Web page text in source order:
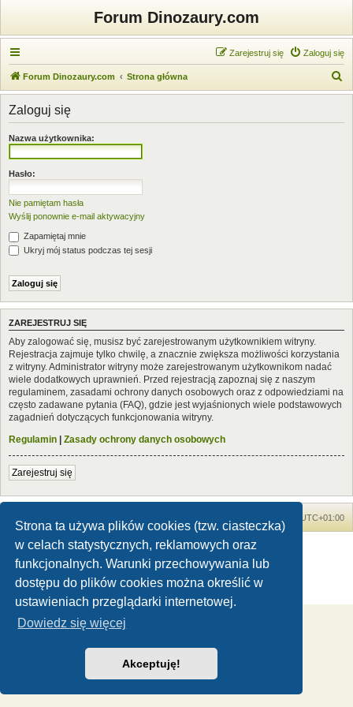
Strona ta używa plików cookies (tzw. ciasteczka)
w celach statystycznych, reklamowych oraz
funkcjonalnych. Warunki przechowywania lub
dostępu do plików cookies można określić w
ustawieniach przeglądarki internetowej.
Dowiedz się więcej
Akceptuję!
Forum Dinozaury.com
Zaloguj się
Zarejestruj się
Forum Dinozaury.com Strona główna
z
Zaloguj się
Nazwa użytkownika:
Hasło:
Nie pamiętam hasła
Wyślij ponownie e-mail aktywacyjny
Zapamiętaj mnie
Ukryj mój status podczas tej sesji
ZAREJESTRUJ SIĘ
Aby zalogować się, musisz być zarejestrowanym użytkownikiem witryny.
Rejestracja zajmuje tylko chwilę, a znacznie zwiększa możliwości korzystania
z witryny. Administrator witryny może zarejestrowanym użytkownikom nadać
wiele dodatkowych uprawnień. Przed rejestracją zapoznaj się z naszym
regulaminem, zasadami ochrony danych osobowych oraz z odpowiedziami na
często zadawane pytania (FAQ), gdzie jest wyjaśnionych wiele podstawowych
zagadnień dotyczących funkcjonowania witryny.
Regulamin | Zasady ochrony danych osobowych
Zarejestruj się
UTC+01:00
Dinozaury.com© 2006-2020
Technologię dostarczaphpBB® Forum Software © phpBB Limited
Zasady ochrony danych osobowych|Regulamin